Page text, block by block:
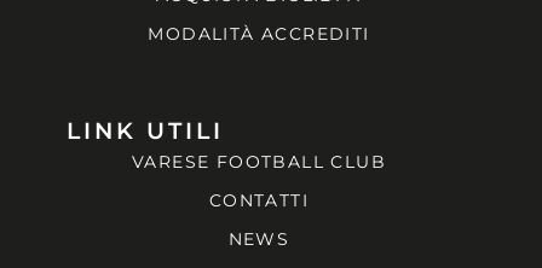
MODALITÀ ACCREDITI
LINK UTILI
VARESE FOOTBALL CLUB
CONTATTI
NEWS